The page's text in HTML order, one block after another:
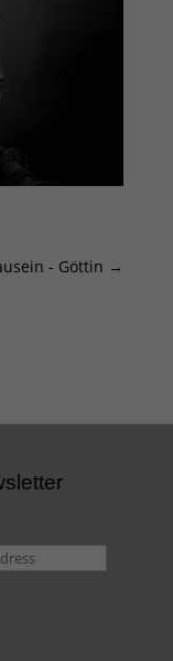
- Göttin →